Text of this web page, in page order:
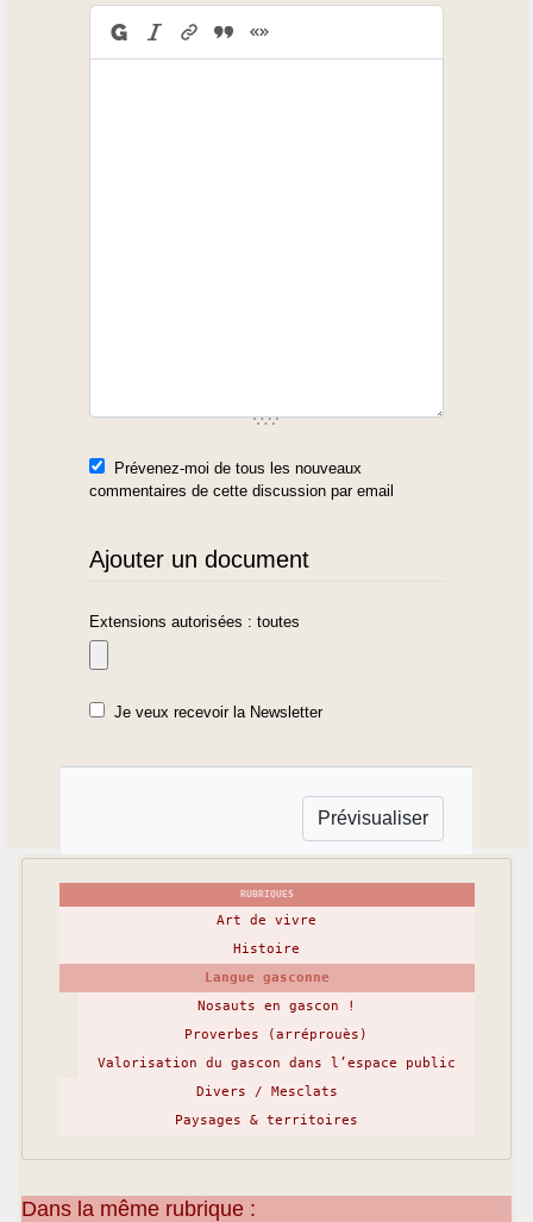
Prévenez-moi de tous les nouveaux
commentaires de cette discussion par email
Ajouter un document
Extensions autorisées : toutes
Je veux recevoir la Newsletter
RUBRIQUES
Art de vivre
Histoire
Langue gasconne
Nosauts en gascon !
Proverbes (arréprouès)
Valorisation du gascon dans l’espace public
Divers / Mesclats
Paysages & territoires
Dans la même rubrique :